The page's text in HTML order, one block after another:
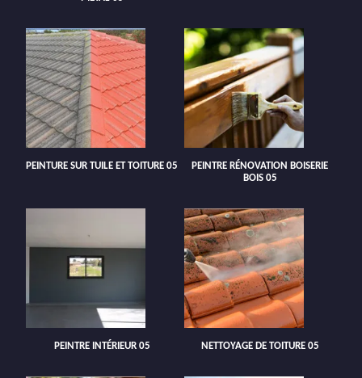
PEINTURE SUR TUILE ET TOITURE 05
PEINTRE RÉNOVATION BOISERIE
BOIS 05
PEINTRE INTÉRIEUR 05 NETTOYAGE DE TOITURE 05